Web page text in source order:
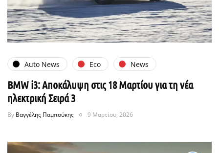
Auto News Eco News
BMW i3: Αποκάλυψη στις 18 Μαρτίου για τη νέα
ηλεκτρική Σειρά 3
By Βαγγέλης Παμπούκης 9 Μαρτίου, 2026